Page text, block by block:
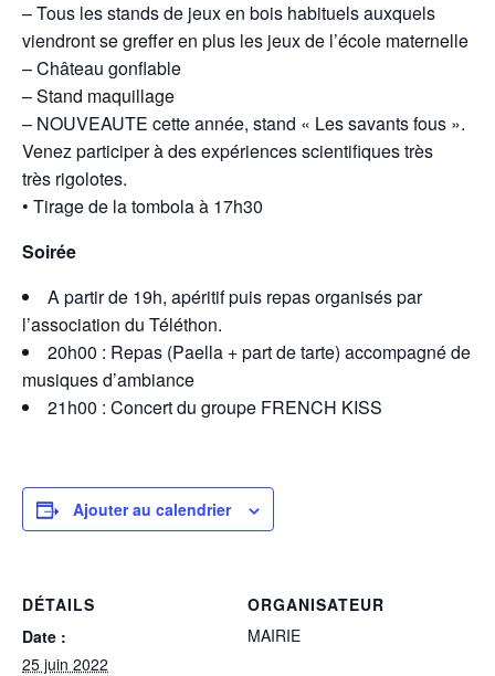
– Tous les stands de jeux en bois habituels auxquels
viendront se greffer en plus les jeux de l’école maternelle
– Château gonflable
– Stand maquillage
– NOUVEAUTE cette année, stand « Les savants fous ».
Venez participer à des expériences scientifiques très
très rigolotes.
• Tirage de la tombola à 17h30
Soirée
A partir de 19h, apéritif puis repas organisés par
l’association du Téléthon.
20h00 : Repas (Paella + part de tarte) accompagné de
musiques d’ambiance
21h00 : Concert du groupe FRENCH KISS
Ajouter au calendrier
DÉTAILS
Date :
25 juin 2022
ORGANISATEUR
MAIRIE